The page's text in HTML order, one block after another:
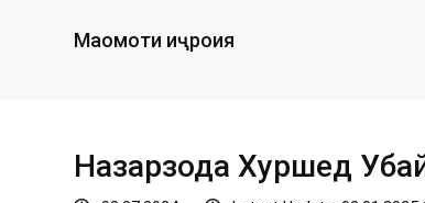
Мақомоти иҷроия
Назарзода Хуршед